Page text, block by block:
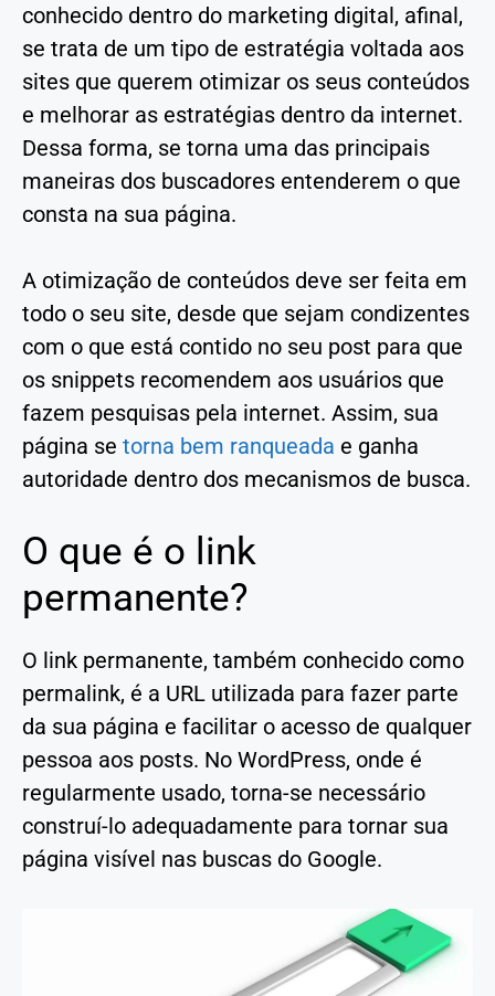
conhecido dentro do marketing digital, afinal,
se trata de um tipo de estratégia voltada aos
sites que querem otimizar os seus conteúdos
e melhorar as estratégias dentro da internet.
Dessa forma, se torna uma das principais
maneiras dos buscadores entenderem o que
consta na sua página.
A otimização de conteúdos deve ser feita em
todo o seu site, desde que sejam condizentes
com o que está contido no seu post para que
os snippets recomendem aos usuários que
fazem pesquisas pela internet. Assim, sua
página se torna bem ranqueada e ganha
autoridade dentro dos mecanismos de busca.
O que é o link
permanente?
O link permanente, também conhecido como
permalink, é a URL utilizada para fazer parte
da sua página e facilitar o acesso de qualquer
pessoa aos posts. No WordPress, onde é
regularmente usado, torna-se necessário
construí-lo adequadamente para tornar sua
página visível nas buscas do Google.